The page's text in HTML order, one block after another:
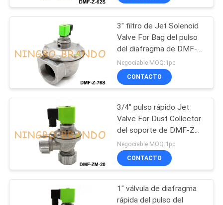
colocaciones de
manguera
neumáticas
Cilindros de aire
neumática
233
3" filtro de Jet Solenoid
Valve For Bag del pulso
del diafragma de DMF-
Z-76S BFEC
Negociable MOQ:1pc
CONTACTO
3/4" pulso rápido Jet
Valve For Dust Collector
del soporte de DMF-ZM-
20 BFEC
Negociable MOQ:1pc
CONTACTO
1" válvula de diafragma
rápida del pulso del